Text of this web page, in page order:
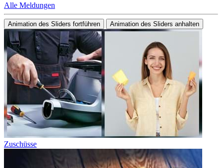
Alle Meldungen
Animation des Sliders fortführen Animation des Sliders anhalten
Zuschüsse